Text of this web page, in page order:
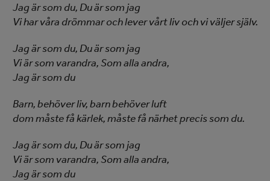
Jag är som du, Du är som jag
Vi har våra drömmar och lever vårt liv och vi väljer själv.
Jag är som du, Du är som jag
Vi är som varandra, Som alla andra,
Jag är som du
Barn, behöver liv, barn behöver luft
dom måste få kärlek, måste få närhet precis som du.
Jag är som du, Du är som jag
Vi är som varandra, Som alla andra,
Jag är som du